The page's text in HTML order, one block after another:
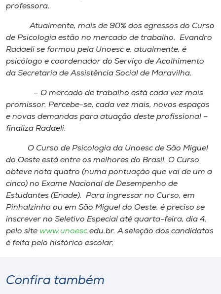
professora.
Atualmente, mais de 90% dos egressos do Curso
de Psicologia estão no mercado de trabalho. Evandro
Radaeli se formou pela Unoesc e, atualmente, é
psicólogo e coordenador do Serviço de Acolhimento
da Secretaria de Assistência Social de Maravilha.
– O mercado de trabalho está cada vez mais
promissor. Percebe-se, cada vez mais, novos espaços
e novas demandas para atuação deste profissional –
finaliza Radaeli.
O Curso de Psicologia da Unoesc de São Miguel
do Oeste está entre os melhores do Brasil. O Curso
obteve nota quatro (numa pontuação que vai de um a
cinco) no Exame Nacional de Desempenho de
Estudantes (Enade). Para ingressar no Curso, em
Pinhalzinho ou em São Miguel do Oeste, é preciso se
inscrever no Seletivo Especial até quarta-feira, dia 4,
pelo site www.unoesc.edu.br. A seleção dos candidatos
é feita pelo histórico escolar.
Confira também